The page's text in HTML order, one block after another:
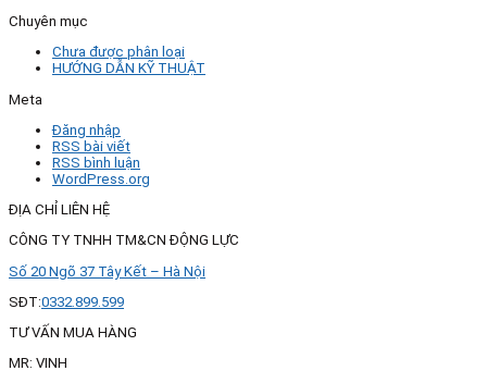
Chuyên mục
Chưa được phân loại
HƯỚNG DẪN KỸ THUẬT
Meta
Đăng nhập
RSS bài viết
RSS bình luận
WordPress.org
ĐỊA CHỈ LIÊN HỆ
CÔNG TY TNHH TM&CN ĐỘNG LỰC
Số 20 Ngõ 37 Tây Kết – Hà Nội
SĐT:0332.899.599
TƯ VẤN MUA HÀNG
MR: VINH